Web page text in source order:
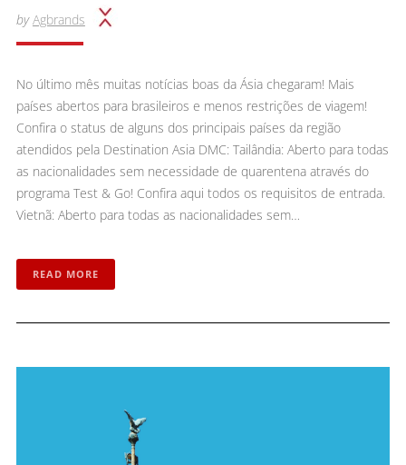
by Agbrands
No último mês muitas notícias boas da Ásia chegaram! Mais
países abertos para brasileiros e menos restrições de viagem!
Confira o status de alguns dos principais países da região
atendidos pela Destination Asia DMC: Tailândia: Aberto para todas
as nacionalidades sem necessidade de quarentena através do
programa Test & Go! Confira aqui todos os requisitos de entrada.
Vietnã: Aberto para todas as nacionalidades sem…
READ MORE